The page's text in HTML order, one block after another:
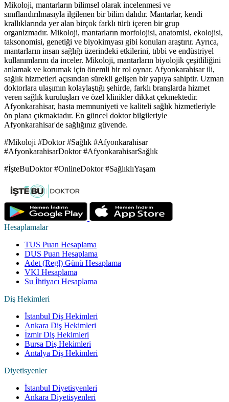
Mikoloji, mantarların bilimsel olarak incelenmesi ve
sınıflandırılmasıyla ilgilenen bir bilim dalıdır. Mantarlar, kendi
krallıklarında yer alan birçok farklı türü içeren bir grup
organizmadır. Mikoloji, mantarların morfolojisi, anatomisi, ekolojisi,
taksonomisi, genetiği ve biyokimyası gibi konuları araştırır. Ayrıca,
mantarların insan sağlığı üzerindeki etkilerini, tıbbi ve endüstriyel
kullanımlarını da inceler. Mikoloji, mantarların biyolojik çeşitliliğini
anlamak ve korumak için önemli bir rol oynar. Afyonkarahisar ili,
sağlık hizmetleri açısından sürekli gelişen bir yapıya sahiptir. Uzman
doktorlara ulaşımın kolaylaştığı şehirde, farklı branşlarda hizmet
veren sağlık kuruluşları ve özel klinikler dikkat çekmektedir.
Afyonkarahisar, hasta memnuniyeti ve kaliteli sağlık hizmetleriyle
ön plana çıkmaktadır. En güncel doktor bilgileriyle
Afyonkarahisar'de sağlığınız güvende.
#Mikoloji #Doktor #Sağlık #Afyonkarahisar
#AfyonkarahisarDoktor #AfyonkarahisarSağlık
#İşteBuDoktor #OnlineDoktor #SağlıklıYaşam
Hesaplamalar
TUS Puan Hesaplama
DUS Puan Hesaplama
Adet (Regl) Günü Hesaplama
VKI Hesaplama
Su İhtiyacı Hesaplama
Diş Hekimleri
İstanbul Diş Hekimleri
Ankara Diş Hekimleri
İzmir Diş Hekimleri
Bursa Diş Hekimleri
Antalya Diş Hekimleri
Diyetisyenler
İstanbul Diyetisyenleri
Ankara Diyetisyenleri